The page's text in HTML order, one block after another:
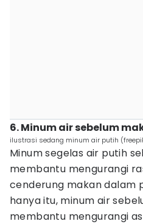
6. Minum air sebelum
ilustrasi sedang minum air putih
Minum segelas air putih
membantu mengurangi
cenderung makan dalam
hanya itu, minum air
membantu mengurangi